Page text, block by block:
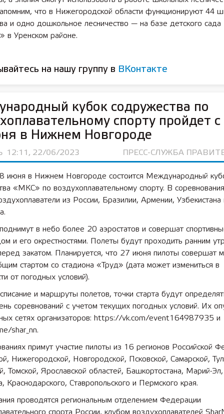
что в Нижегородской области функционируют 44
и одно дошкольное лесничество — на базе детского сада
в Уренском районе.
на нашу группу в ВКонтакте
кубок содружества по
спорту пройдет
в Нижнем Новгороде
12:11, 22/06/2023 ПРЕСС-СЛУЖБА
июня в Нижнем Новгороде состоится Международный
«МКС» по воздухоплавательному спорту. В
из России, Бразилии, Армении, Узбекистана
в небо более 20 аэростатов и совершат
и его окрестностями. Полеты будут проходить ранним
закатом. Планируется, что 27 июня пилоты совершат
стартом со стадиона «Труд» (дата может измениться в
от погодных условий).
и маршруты полетов, точки старта будут
соревнований с учетом текущих погодных условий. Их
сетях организаторов: https://vk.com/event164987935 и
shar_nn.
примут участие пилоты из 16 регионов Российской
Нижегородской, Новгородской, Псковской, Самарской,
Томской, Ярославской областей, Башкортостана, Марий-
Краснодарского, Ставропольского и Пермского края.
проводятся региональным отделением Федерации
спорта России, клубом воздухоплавателей
СОШ №2
2025 11 01 Земли